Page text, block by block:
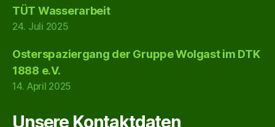
TÜT Wasserarbeit
24. Juli 2025
Osterspaziergang der Gruppe Wolgast im DTK
1888 e.V.
14. April 2025
Unsere Kontaktdaten